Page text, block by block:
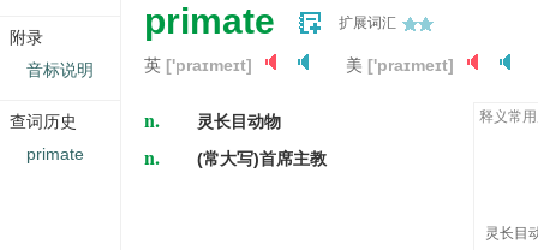
primate 扩展词汇
英 ['praɪmeɪt] 美 ['praɪmeɪt]
n. 灵长目动物
n. (常大写)首席主教
释义常
灵长目
附录
音标说明
查词历史
primate